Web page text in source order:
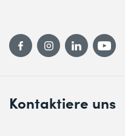
Kontaktiere uns